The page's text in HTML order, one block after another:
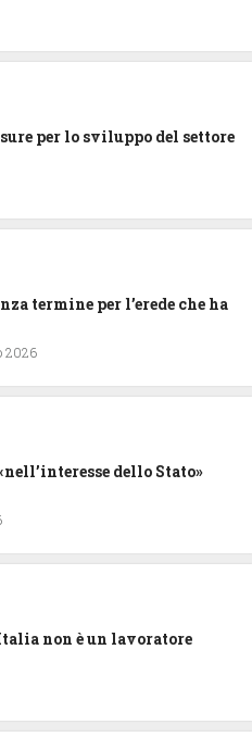
per lo sviluppo del settore
termine per l’erede che ha
2026
dello Stato»
non è un lavoratore